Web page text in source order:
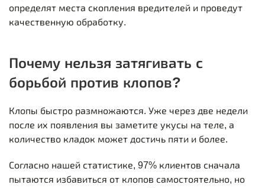
определят места скопления вредителей и проведут
качественную обработку.
Почему нельзя затягивать с
борьбой против клопов?
Клопы быстро размножаются. Уже через две недели
после их появления вы заметите укусы на теле, а
количество кладок может достичь пяти и более.
Согласно нашей статистике, 97% клиентов сначала
пытаются избавиться от клопов самостоятельно, но